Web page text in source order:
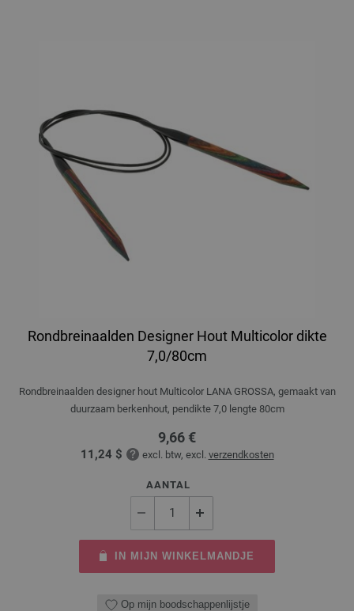
Rondbreinaalden Designer Hout Multicolor dikte
7,0/80cm
Rondbreinaalden designer hout Multicolor LANA GROSSA, gemaakt van
duurzaam berkenhout, pendikte 7,0 lengte 80cm
9,66 €
11,24 $ excl. btw, excl. verzendkosten
AANTAL
IN MIJN WINKELMANDJE
Op mijn boodschappenlijstje